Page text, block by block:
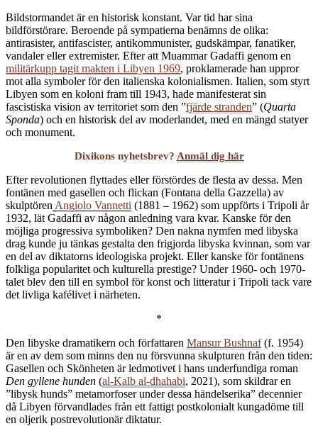
Bildstormandet är en historisk konstant. Var tid har sina
bildförstörare. Beroende på sympatierna benämns de olika:
antirasister, antifascister, antikommunister, gudskämpar, fanatiker,
vandaler eller extremister. Efter att Muammar Gadaffi genom en
militärkupp tagit makten i Libyen 1969, proklamerade han uppror
mot alla symboler för den italienska kolonialismen. Italien, som styrt
Libyen som en koloni fram till 1943, hade manifesterat sin
fascistiska vision av territoriet som den ”fjärde stranden” (Quarta
Sponda) och en historisk del av moderlandet, med en mängd statyer
och monument.
Dixikons nyhetsbrev? Anmäl dig här
Efter revolutionen flyttades eller förstördes de flesta av dessa. Men
fontänen med gasellen och flickan (Fontana della Gazzella) av
skulptören Angiolo Vannetti (1881 – 1962) som uppförts i Tripoli år
1932, lät Gadaffi av någon anledning vara kvar. Kanske för den
möjliga progressiva symboliken? Den nakna nymfen med libyska
drag kunde ju tänkas gestalta den frigjorda libyska kvinnan, som var
en del av diktatorns ideologiska projekt. Eller kanske för fontänens
folkliga popularitet och kulturella prestige? Under 1960- och 1970-
talet blev den till en symbol för konst och litteratur i Tripoli tack vare
det livliga kafélivet i närheten.
*
Den libyske dramatikern och författaren Mansur Bushnaf(f. 1954)
är en av dem som minns den nu försvunna skulpturen från den tiden:
Gasellen och Skönheten är ledmotivet i hans underfundiga roman
Den gyllene hunden (al-Kalb al-dhahabi, 2021), som skildrar en
”libysk hunds” metamorfoser under dessa händelserika” decennier
då Libyen förvandlades från ett fattigt postkolonialt kungadöme till
en oljerik postrevolutionär diktatur.